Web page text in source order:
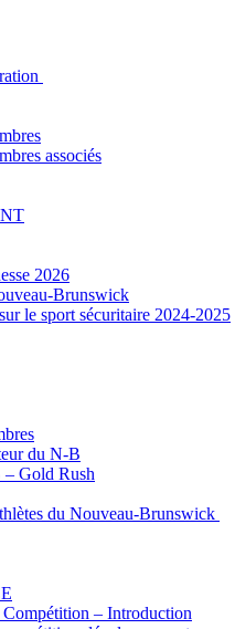
associés
2026
Brunswick
le sport sécuritaire 2024-2025
du N-B
– Gold Rush
du Nouveau-Brunswick
– Introduction